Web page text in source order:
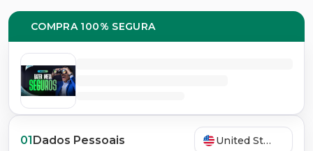
01Dados Pessoais United States
COMPRA 100% SEGURA